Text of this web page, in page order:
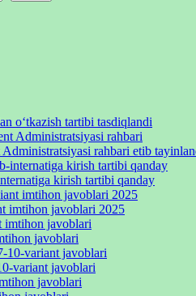
oʻtkazish tartibi tasdiqlandi
rahbari etib
kirish tartibi qanday
imtihon javoblari 2025
javoblari
variant javoblari